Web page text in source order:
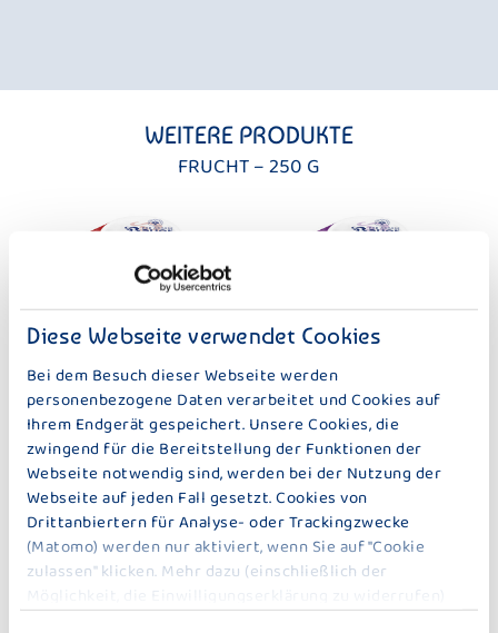
Diese Webseite verwendet Cookies
Bei dem Besuch dieser Webseite werden
personenbezogene Daten verarbeitet und Cookies auf
Ihrem Endgerät gespeichert. Unsere Cookies, die
zwingend für die Bereitstellung der Funktionen der
Webseite notwendig sind, werden bei der Nutzung der
Webseite auf jeden Fall gesetzt. Cookies von
Drittanbiertern für Analyse- oder Trackingzwecke
(Matomo) werden nur aktiviert, wenn Sie auf "Cookie
zulassen" klicken. Mehr dazu (einschließlich der
Möglichkeit, die Einwilligungserklärung zu widerrufen)
WEITERE PRODUKTE
FRUCHT – 250 G
DER GROSSE BAUER
ERDBEERE
DER GROSSE BAUER
HEIDELBEER-CASSIS
KIRSCHE
DER GROSSE BAUER
PFIRSICH-MARACUJA